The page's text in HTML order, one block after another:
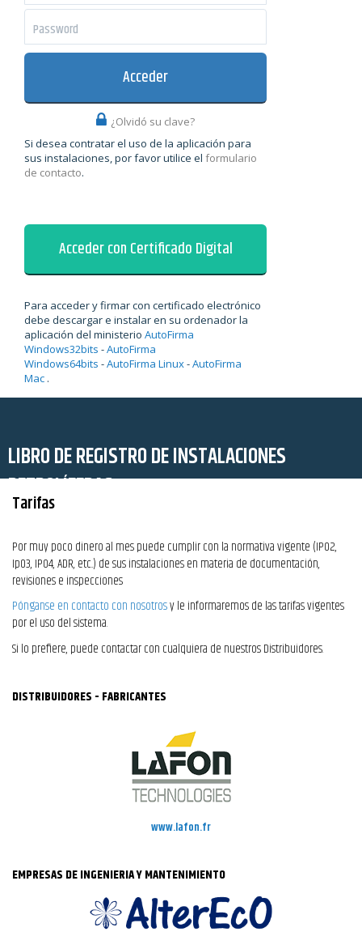
password
Acceder
¿Olvidó su clave?
Si desea contratar el uso de la aplicación para
sus instalaciones, por favor utilice el formulario
de contacto.
Acceder con Certificado Digital
Para acceder y firmar con certificado electrónico
debe descargar e instalar en su ordenador la
aplicación del ministerio AutoFirma
Windows32bits -AutoFirma
Windows64bits -AutoFirma Linux-AutoFirma
Mac .
LIBRO DE REGISTRO DE INSTALACIONES
PETROLÍFERAS
Tarifas
Por muy poco dinero al mes puede cumplir con la normativa vigente (IP02,
Ip03, IP04, ADR, etc..) de sus instalaciones en materia de documentación,
revisiones e inspecciones
Pónganse en contacto con nosotrosy le informaremos de las tarifas vigentes
por el uso del sistema.
Si lo prefiere, puede contactar con cualquiera de nuestros Distribuidores.
DISTRIBUIDORES - FABRICANTES
www.lafon.fr
EMPRESAS DE INGENIERIA Y MANTENIMIENTO